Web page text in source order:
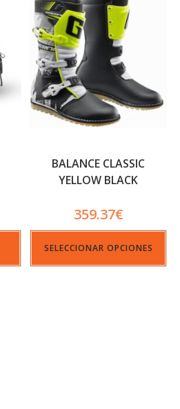
BALANCE CLASSIC
YELLOW BLACK
359.37€
SELECCIONAR OPCIONES